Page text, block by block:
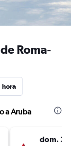
Roma-
hora
a Aruba
dom.